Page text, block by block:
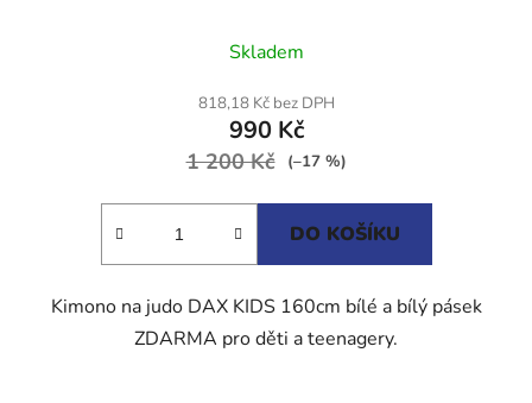
hodnocení
produktu
je
4,5
Skladem
818,18 Kč bez DPH
990 Kč
1 200 Kč (–17 %)
DO KOŠÍKU
Kimono na judo DAX KIDS 160cm bílé a bílý pásek
ZDARMA pro děti a teenagery.